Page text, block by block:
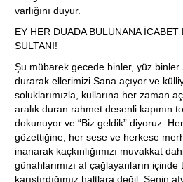
varlığını duyur.
EY HER DUADA BULUNANA
SULTANI!
Şu mübarek gecede binler, yüz binler
durarak ellerimizi Sana açıyor ve
soluklarımızla, kullarına her zaman
aralık duran rahmet desenli kapının
dokunuyor ve “Biz geldik” diyoruz.
gözettiğine, her sese ve herkese
inanarak kaçkınlığımızı muvakkat
günahlarımızı af çağlayanların içinde
karıştırdığımız haltlara değil, Senin